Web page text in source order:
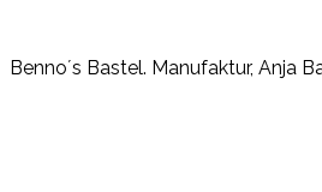
Benno´s Bastel. Manufaktur, Anja